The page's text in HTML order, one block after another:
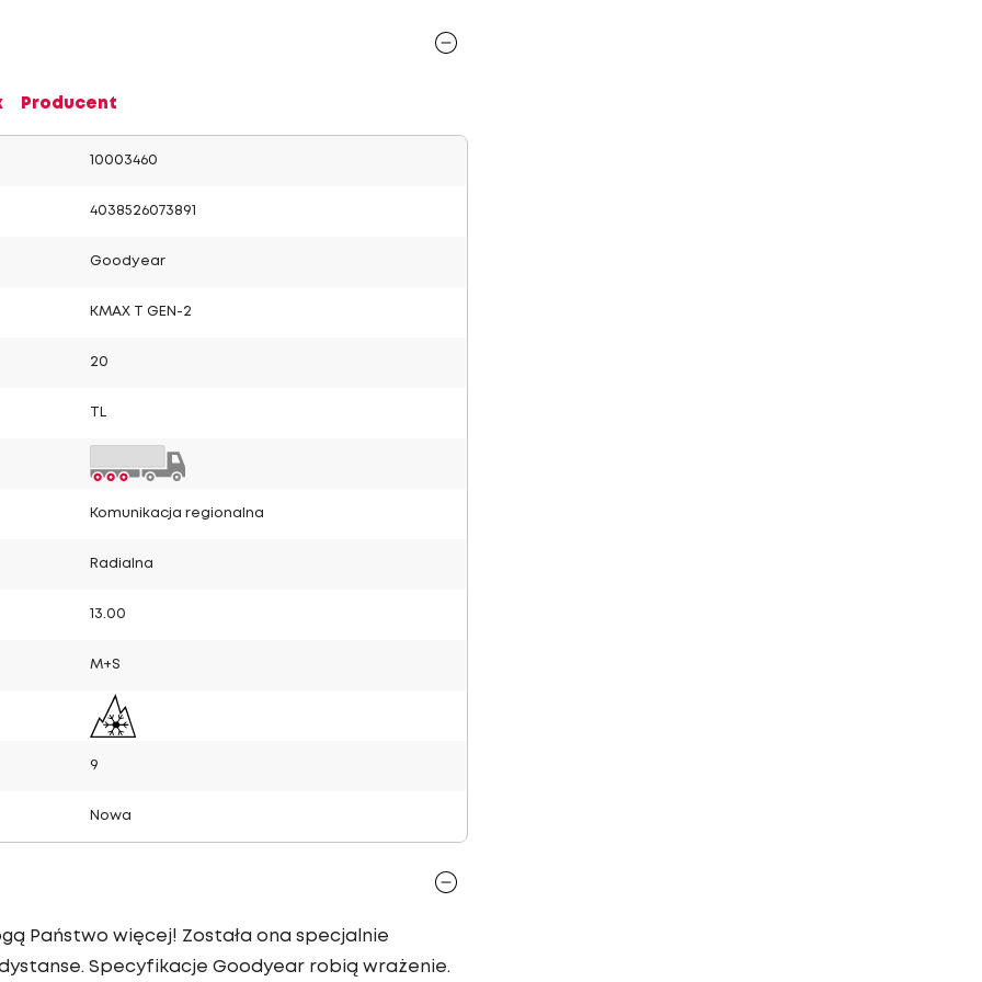
Producent
10003460
4038526073891
Goodyear
KMAX T GEN-2
20
Komunikacja regionalna
Radialna
13.00
M+S
9
Nowa
Państwo więcej! Została ona specjalnie
Specyfikacje Goodyear robią wrażenie.